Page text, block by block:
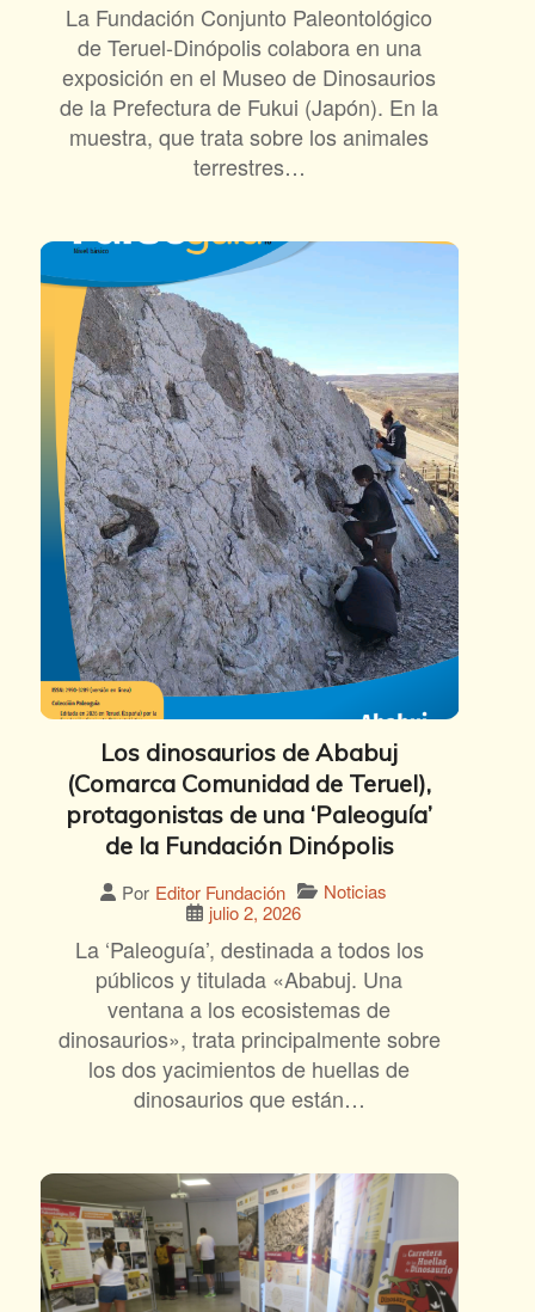
La Fundación Conjunto Paleontológico
de Teruel-Dinópolis colabora en una
exposición en el Museo de Dinosaurios
de la Prefectura de Fukui (Japón). En la
muestra, que trata sobre los animales
terrestres…
Los dinosaurios de Ababuj
(Comarca Comunidad de Teruel),
protagonistas de una ‘Paleoguía’
de la Fundación Dinópolis
Por Editor Fundación
Noticias
julio 2, 2026
La ‘Paleoguía’, destinada a todos los
públicos y titulada «Ababuj. Una
ventana a los ecosistemas de
dinosaurios», trata principalmente sobre
los dos yacimientos de huellas de
dinosaurios que están…